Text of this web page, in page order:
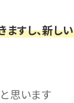
すし、新し
思います